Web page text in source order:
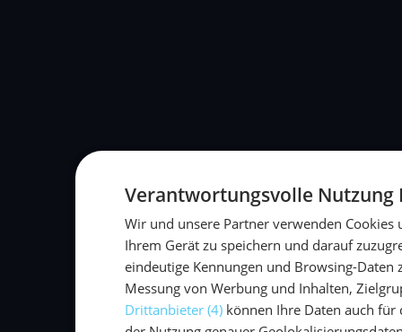
Verantwortungsvolle Nutzung
Wir und unsere Partner verwenden
Ihrem Gerät zu speichern und darauf
eindeutige Kennungen und Browsing-
Messung von Werbung und Inhalten,
Drittanbieter (4)können Ihre Daten auch für